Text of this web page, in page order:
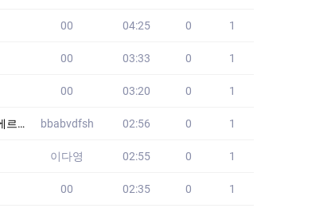
00 04:25 0 1
00 03:33 0 1
00 03:20 0 1
bbabvdfsh 02:56 0 1
이다영 02:55 0 1
00 02:35 0 1